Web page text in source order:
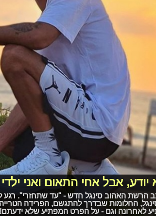
אבל אחי התאום ואני
הרשת האהוב סינגל חדש - "עד שתחזרי". רגע
החלומות שבדרך להתגשם, הפרידה
לאחרונה וגם - על הפרט המפתיע שלא ידעתם!